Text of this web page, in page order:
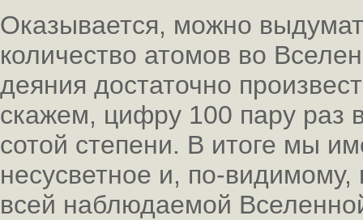
Оказывается, можно
количество атомов во
деяния достаточно
скажем, цифру 100 пару
сотой степени. В итоге мы
несусветное и, по-
всей наблюдаемой